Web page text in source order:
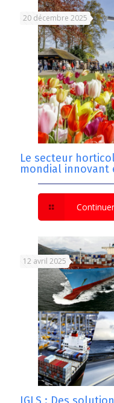
20 décembre 2025
Le secteur
mondial innovant
12 avril 2025